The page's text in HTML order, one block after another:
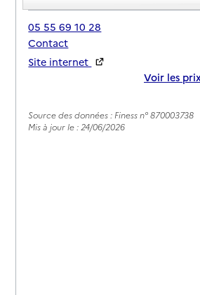
05 55 69 10 28
Contact
Site internet
Voir les
Source des données : Finess n° 870003738
Mis à jour le : 24/06/2026